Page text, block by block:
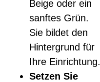
Beige oder ein
sanftes Grün.
Sie bildet den
Hintergrund für
Ihre Einrichtung.
Setzen Sie